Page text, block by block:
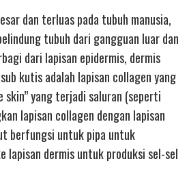
dan terluas pada tubuh manusia,
tubuh dari gangguan luar dan
dari lapisan epidermis, dermis
kutis adalah lapisan collagen yang
skin” yang terjadi saluran (seperti
lapisan collagen dengan lapisan
berfungsi untuk pipa untuk
lapisan dermis untuk produksi sel-sel